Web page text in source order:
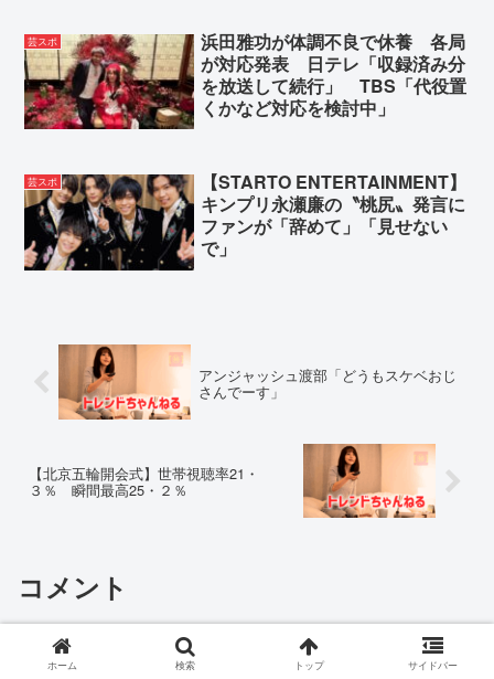
芸スポ
浜田雅功が体調不良で休養 各局
が対応発表 日テレ「収録済み分
を放送して続行」 TBS「代役置
くかなど対応を検討中」
芸スポ
【STARTO ENTERTAINMENT】
キンプリ永瀬廉の〝桃尻〟発言に
ファンが「辞めて」「見せない
で」
アンジャッシュ渡部「どうもスケベおじ
さんでーす」
【北京五輪開会式】世帯視聴率21・
３％ 瞬間最高25・２％
コメント
コメントを書き込む
ホーム 検索 トップ サイドバー